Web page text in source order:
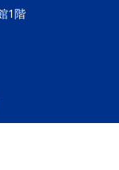
1階